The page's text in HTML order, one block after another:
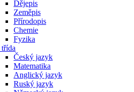
Dějepis
Zeměpis
Přírodopis
Chemie
Fyzika
Český jazyk
Matematika
Anglický jazyk
Ruský jazyk